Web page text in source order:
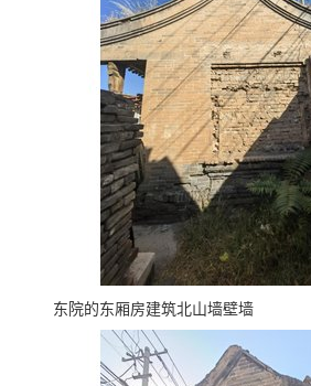
东院的东厢房建筑北山墙壁墙